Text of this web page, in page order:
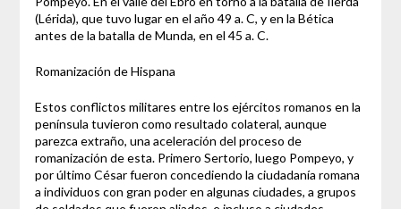
(Lérida), que tuvo lugar en el año 49 a. C, y en la Bética
antes de la batalla de Munda, en el 45 a. C.
Romanización de Hispana
Estos conflictos militares entre los ejércitos romanos en la
península tuvieron como resultado colateral, aunque
parezca extraño, una aceleración del proceso de
romanización de esta. Primero Sertorio, luego Pompeyo, y
por último César fueron concediendo la ciudadanía romana
a individuos con gran poder en algunas ciudades, a grupos